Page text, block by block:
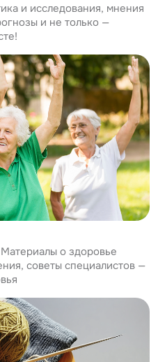
и исследования, мнения
и не только —
о здоровье
советы специалистов —